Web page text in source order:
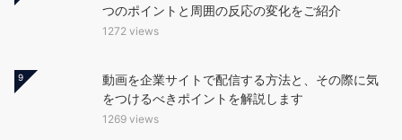
つのポイントと周囲の反応の変化をご紹介
1272 views
9
動画を企業サイトで配信する方法と、その際に気
をつけるべきポイントを解説します
1269 views